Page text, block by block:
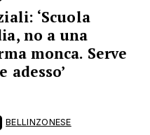
‘Scuola
no a una
monca. Serve
adesso’
BELLINZONESE